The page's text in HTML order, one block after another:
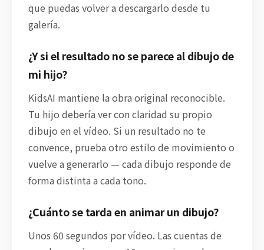
que puedas volver a descargarlo desde tu
galería.
¿Y si el resultado no se parece al dibujo de
mi hijo?
KidsAI mantiene la obra original reconocible.
Tu hijo debería ver con claridad su propio
dibujo en el vídeo. Si un resultado no te
convence, prueba otro estilo de movimiento o
vuelve a generarlo — cada dibujo responde de
forma distinta a cada tono.
¿Cuánto se tarda en animar un dibujo?
Unos 60 segundos por vídeo. Las cuentas de